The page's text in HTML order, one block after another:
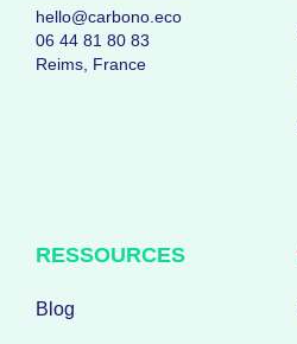
hello@carbono.eco
06 44 81 80 83
Reims, France
RESSOURCES
Blog